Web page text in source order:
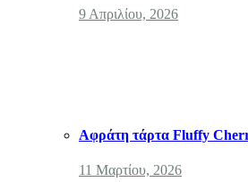
9 Απριλίου, 2026
Αφράτη τάρτα Fluffy
11 Μαρτίου, 2026